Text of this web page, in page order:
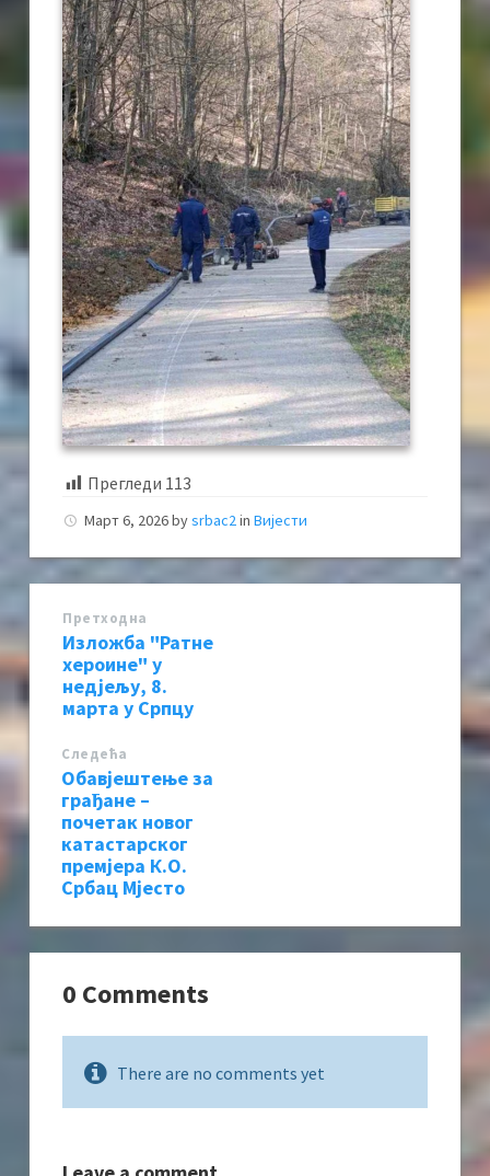
Прегледи 113
Март 6, 2026bysrbac2in Вијести
Претходна
Изложба "Ратне
хероине" у
недјељу, 8.
марта у Српцу
Следећa
Обавјештење за
грађане –
почетак новог
катастарског
премјера К.О.
Србац Мјесто
0 Comments
There are no comments yet